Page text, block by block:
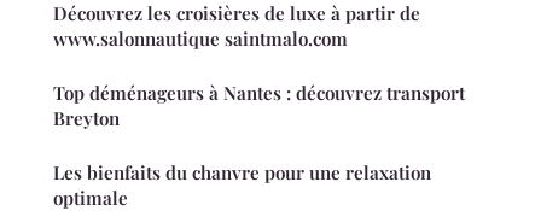
Découvrez les croisières de luxe à partir de
www.salonnautique saintmalo.com
Top déménageurs à Nantes : découvrez transport
Breyton
Les bienfaits du chanvre pour une relaxation
optimale